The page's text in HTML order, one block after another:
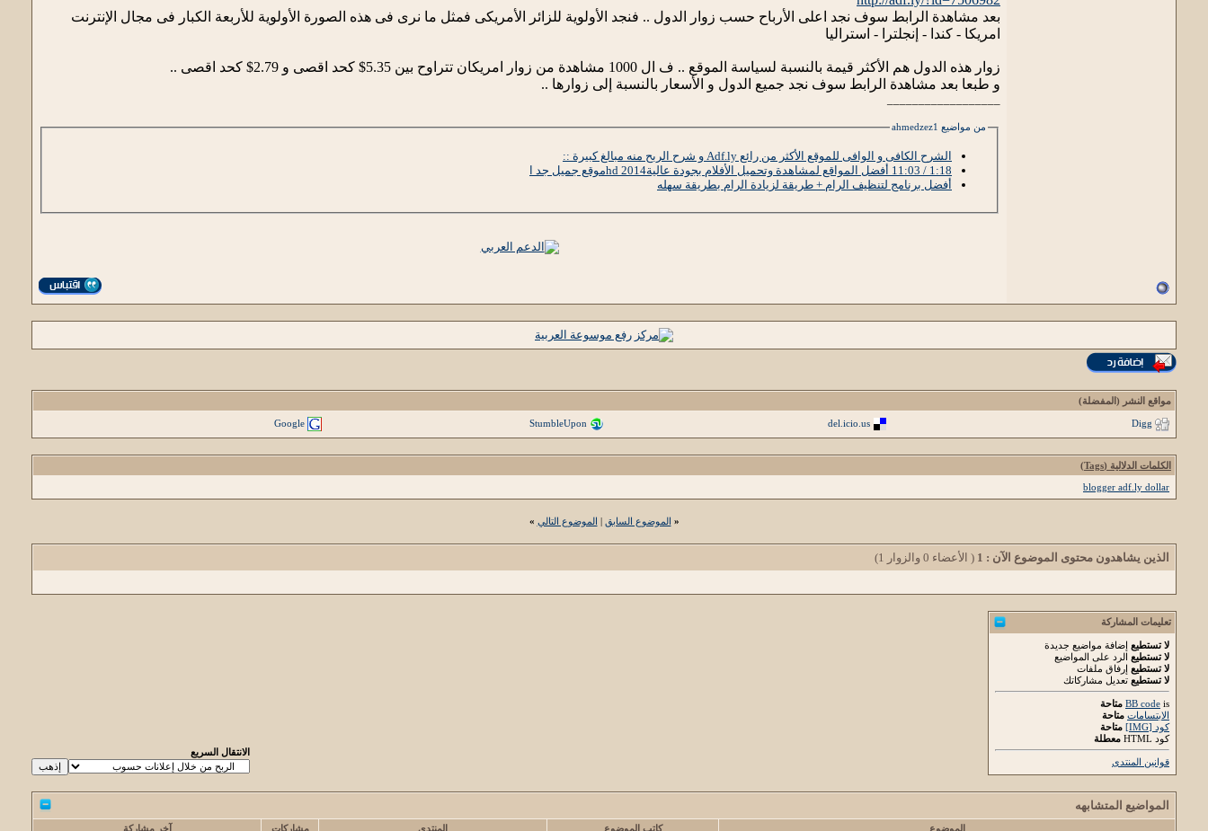
بعد مشاهدة الرابط سوف نجد اعلى الأرباح حسب زوار الدول .. فنجد الأولوية للزائر الأمريكى فمثل ما نرى فى هذه الصورة الأولوية للأربعة الكبار فى مجال الإنترنت
امريكا - كندا - إنجلترا - استراليا
زوار هذه الدول هم الأكثر قيمة بالنسبة لسياسة الموقع .. ف ال 1000 مشاهدة من زوار امريكان تتراوح بين 5.35$ كحد اقصى و 2.79$ كحد اقصى ..
و طبعا بعد مشاهدة الرابط سوف نجد جميع الدول و الأسعار بالنسبة إلى زوارها ..
من مواضيع ahmedzez1
الشرح الكافى و الوافى للموقع الأكثر من رائع Adf.ly و شرح الربح منه مبالغ كبيرة ::
1:18 / 11:03 أفضل المواقع لمشاهدة وتحميل الأفلام بجودة عاليةhd 2014موقع جميل جد ا
أفضل برنامج لتنظيف الرام + طريقة لزيادة الرام بطريقة سهله
مواقع النشر (المفضلة)
Digg
del.icio.us
StumbleUpon
Google
الكلمات الدلالية (Tags)
blogger adf.ly dollar
« الموضوع السابق | الموضوع التالي »
الذين يشاهدون محتوى الموضوع الآن : 1 ( الأعضاء 0 والزوار 1)
تعليمات المشاركة
لا تستطيع إضافة مواضيع جديدة
لا تستطيع الرد على المواضيع
لا تستطيع إرفاق ملفات
لا تستطيع تعديل مشاركاتك
BB code is
متاحة
الابتسامات متاحة
كود [IMG]
متاحة
كود HTML
معطلة
قوانين المنتدى
الانتقال السريع
المواضيع المتشابهه
الموضوع كاتب الموضوع المنتدى مشاركات
آخر مشاركة